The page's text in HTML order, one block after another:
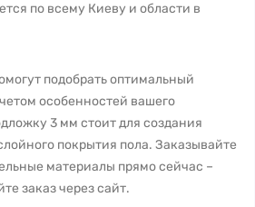
по всему Киеву и области в
подобрать оптимальный
особенностей вашего
3 мм стоит для создания
покрытия пола. Заказывайте
материалы прямо сейчас –
заказ через сайт.